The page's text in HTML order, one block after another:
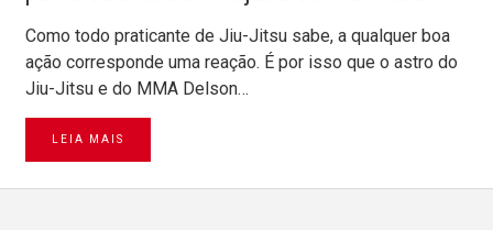
Como todo praticante de Jiu-Jitsu sabe, a qualquer boa
ação corresponde uma reação. É por isso que o astro do
Jiu-Jitsu e do MMA Delson…
LEIA MAIS